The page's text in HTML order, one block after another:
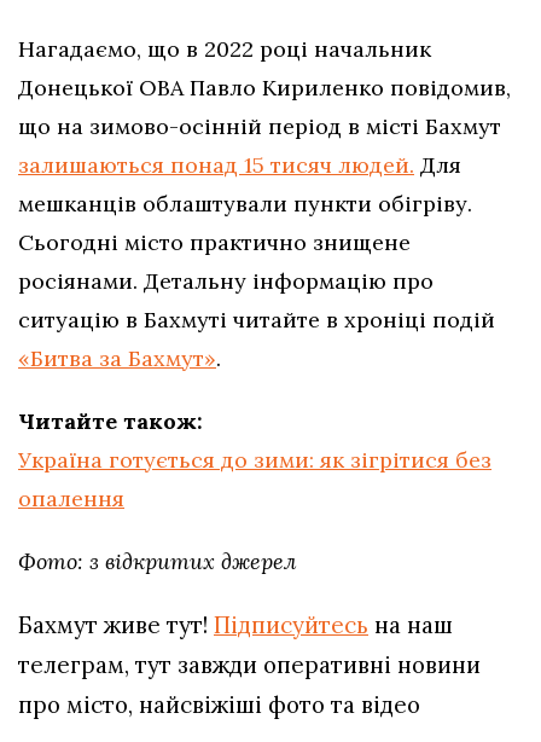
Нагадаємо, що в 2022 році начальник
Донецької ОВА Павло Кириленко повідомив,
що на зимово-осінній період в місті Бахмут
залишаються понад 15 тисяч людей. Для
мешканців облаштували пункти обігріву.
Сьогодні місто практично знищене
росіянами. Детальну інформацію про
ситуацію в Бахмуті читайте в хроніці подій
«Битва за Бахмут».
Читайте також:
Україна готується до зими: як зігрітися без
опалення
Фото: з відкритих джерел
Бахмут живе тут! Підписуйтесь на наш
телеграм, тут завжди оперативні новини
про місто, найсвіжіші фото та відео